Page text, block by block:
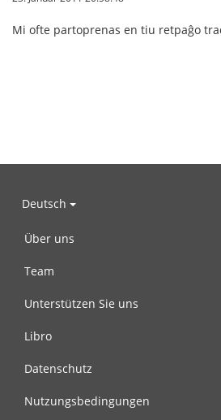
Mi ofte partoprenas en tiu retpaĝo
Deutsch
Über uns
Team
Unterstützen Sie uns
Libro
Datenschutz
Nutzungsbedingungen